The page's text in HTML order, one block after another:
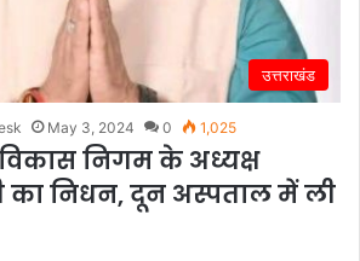
उत्तराखंड
May 3, 2024 0 1,025
निगम के अध्यक्ष
का निधन, दून अस्पताल में ली